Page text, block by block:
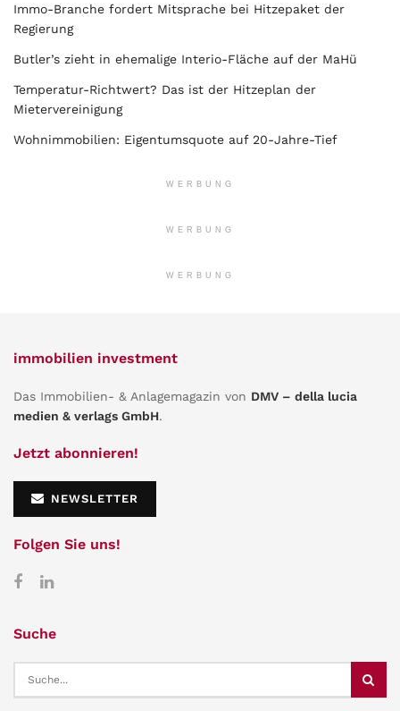
Immo-Branche fordert Mitsprache bei Hitzepaket der
Regierung
Butler’s zieht in ehemalige Interio-Fläche auf der MaHü
Temperatur-Richtwert? Das ist der Hitzeplan der
Mietervereinigung
Wohnimmobilien: Eigentumsquote auf 20-Jahre-Tief
WERBUNG
WERBUNG
WERBUNG
immobilien investment
Das Immobilien- & Anlagemagazin von DMV – della lucia
medien & verlags GmbH.
Jetzt abonnieren!
NEWSLETTER
Folgen Sie uns!
Suche